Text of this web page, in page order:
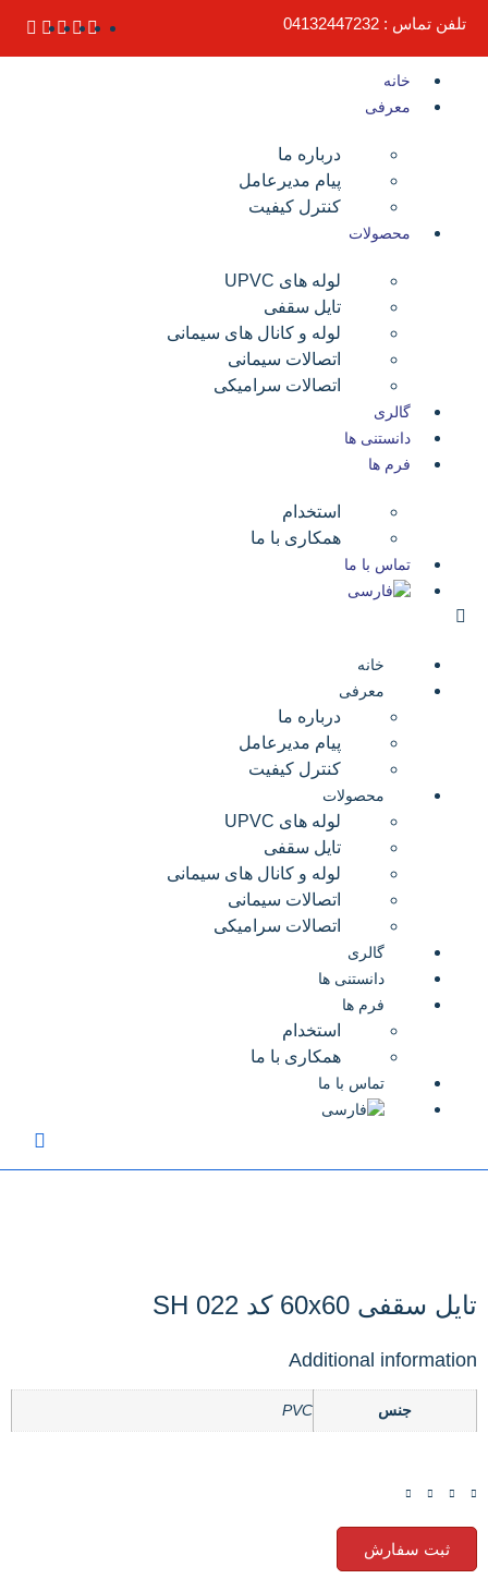
تلفن تماس : 04132447232
خانه
معرفی
درباره ما
پیام مدیرعامل
کنترل کیفیت
محصولات
لوله های UPVC
تایل سقفی
لوله و کانال های سیمانی
اتصالات سیمانی
اتصالات سرامیکی
گالری
دانستنی ها
فرم ها
استخدام
همکاری با ما
تماس با ما
خانه
معرفی
درباره ما
پیام مدیرعامل
کنترل کیفیت
محصولات
لوله های UPVC
تایل سقفی
لوله و کانال های سیمانی
اتصالات سیمانی
اتصالات سرامیکی
گالری
دانستنی ها
فرم ها
استخدام
همکاری با ما
تماس با ما
تایل سقفی 60x60 کد SH 022
Additional information
جنس PVC
ثبت سفارش